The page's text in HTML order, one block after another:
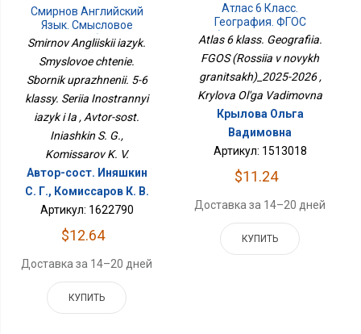
Смирнов Английский
Язык. Смысловое
Чтение. Сборник
Упражнений. 5-6 Классы.
Серия Иностранный
Язык И Я
Smirnov Angliiskii iazyk.
Smyslovoe chtenie.
Sbornik uprazhnenii. 5-6
klassy. Seriia Inostrannyi
iazyk i Ia , Avtor-sost.
Iniashkin S. G.,
Komissarov K. V.
Автор-сост. Иняшкин
С. Г., Комиссаров К. В.
Артикул: 1622790
$12.64
Доставка за 14–20 дней
КУПИТЬ
Атлас 6 Класс.
География. ФГОС
(Россия В Новых
Границах)_2025-2026
Atlas 6 klass. Geografiia.
FGOS (Rossiia v novykh
granitsakh)_2025-2026 ,
Krylova Ol'ga Vadimovna
Крылова Ольга
Вадимовна
Артикул: 1513018
$11.24
Доставка за 14–20 дней
КУПИТЬ